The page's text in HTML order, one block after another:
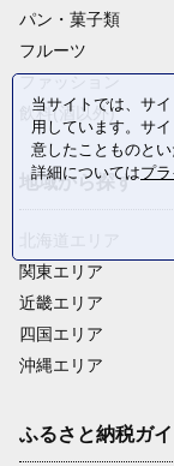
パン・菓子類
フルーツ
飲料(酒以外)
地域から探す
関東エリア
近畿エリア
四国エリア
沖縄エリア
ふるさと納税ガ
当サイトでは、サ
用しています。サ
意したことものとい
詳細についてはプ